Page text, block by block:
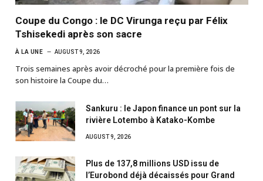
Coupe du Congo : le DC Virunga reçu par Félix
Tshisekedi après son sacre
À LA UNE AUGUST 9, 2026
Trois semaines après avoir décroché pour la première fois de
son histoire la Coupe du…
Sankuru : le Japon finance un pont sur la
rivière Lotembo à Katako-Kombe
AUGUST 9, 2026
Plus de 137,8 millions USD issu de
l’Eurobond déjà décaissés pour Grand